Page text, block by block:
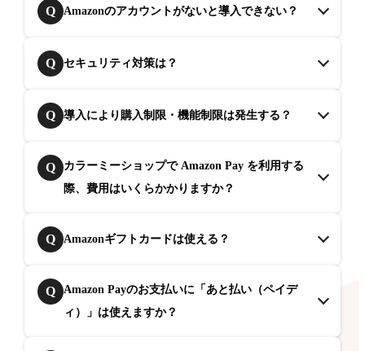
Q Amazonのアカウントがないと導入できない？
Q セキュリティ対策は？
Q 導入により購入制限・機能制限は発生する？
Q
カラーミーショップで Amazon Pay を利用する
際、費用はいくらかかりますか？
Q Amazonギフトカードは使える？
Q
Amazon Payのお支払いに「あと払い（ペイデ
ィ）」は使えますか？